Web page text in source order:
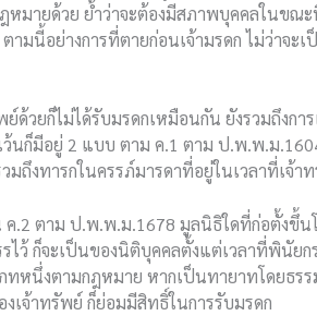
หมายด้วย ย้ำว่าจะต้องมีสภาพบุคคลในขณ
มนี้อย่างการที่ตายก่อนเจ้ามรดก ไม่ว่าจะ
ย์ด้วยก็ไม่ได้รับมรดกเหมือนกัน ยังรวมถึงก
นก็มีอยู่ 2 แบบ ตาม ค.1 ตาม ป.พ.พ.ม
ถึงทารกในครรภ์มารดาที่อยู่ในเวลาที่เจ้า
ค.2 ตาม ป.พ.พ.ม.1678 มูลนิธิใดที่ก่อตั้งขึ้
ว้ ก็จะเป็นของนิติบุคคลตั้งแต่เวลาที่พินัยก
หนึ่งตามกฎหมาย หากเป็นทายาทโดยธร
เจ้าทรัพย์ ก็ย่อมมีสิทธิ์ในการรับมรดก